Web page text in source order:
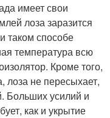
имеет свои
лоза заразится
таком способе
температура всю
Кроме того,
лоза не пересыхает,
Больших усилий и
как и укрытие